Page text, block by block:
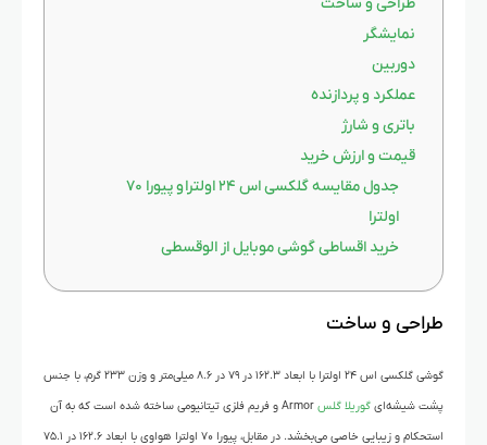
نمایشگر
دوربین
عملکرد و پردازنده
باتری و شارژ
قیمت و ارزش خرید
جدول مقایسه گلکسی اس ۲۴ اولترا و پیورا ۷۰
اولترا
خرید اقساطی گوشی موبایل از الوقسطی
طراحی و ساخت
گوشی گلکسی اس ۲۴ اولترا با ابعاد ۱۶۲.۳ در ۷۹ در ۸.۶ میلی‌متر و وزن ۲۳۳ گرم، با جنس
پشت شیشه‌ای گوریلا گلس Armor و فریم فلزی تیتانیومی ساخته شده است که به آن
استحکام و زیبایی خاصی می‌بخشد. در مقابل، پیورا ۷۰ اولترا هواوی با ابعاد ۱۶۲.۶ در ۷۵.۱